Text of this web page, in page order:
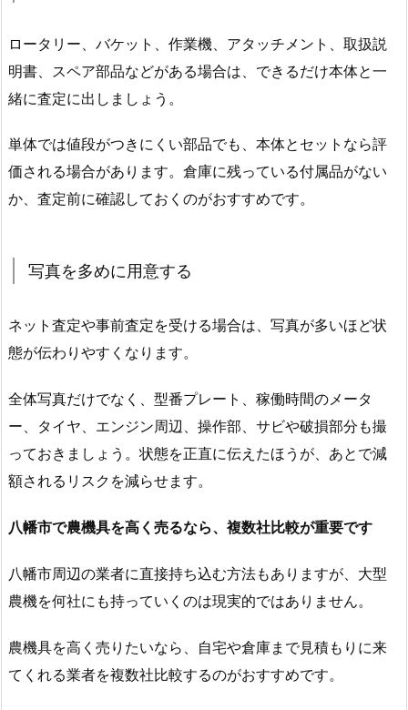
ロータリー、バケット、作業機、アタッチメント、取扱説
明書、スペア部品などがある場合は、できるだけ本体と一
緒に査定に出しましょう。
単体では値段がつきにくい部品でも、本体とセットなら評
価される場合があります。倉庫に残っている付属品がない
か、査定前に確認しておくのがおすすめです。
写真を多めに用意する
ネット査定や事前査定を受ける場合は、写真が多いほど状
態が伝わりやすくなります。
全体写真だけでなく、型番プレート、稼働時間のメータ
ー、タイヤ、エンジン周辺、操作部、サビや破損部分も撮
っておきましょう。状態を正直に伝えたほうが、あとで減
額されるリスクを減らせます。
八幡市で農機具を高く売るなら、複数社比較が重要です
八幡市周辺の業者に直接持ち込む方法もありますが、大型
農機を何社にも持っていくのは現実的ではありません。
農機具を高く売りたいなら、自宅や倉庫まで見積もりに来
てくれる業者を複数社比較するのがおすすめです。